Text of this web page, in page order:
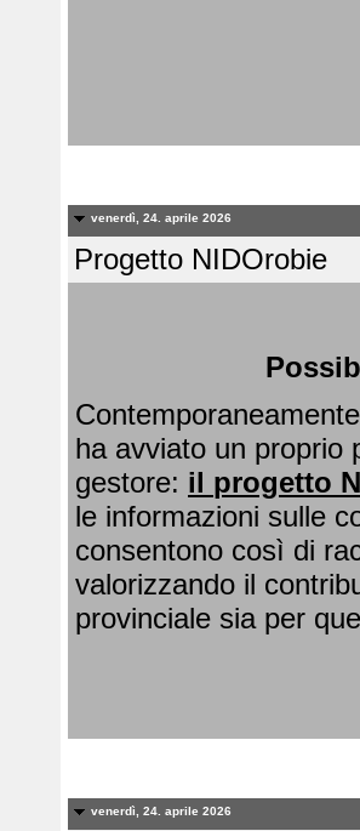
venerdì, 24. aprile 2026
Progetto NIDOrobie
ha avviato un proprio
gestore: il progetto
le informazioni sulle
consentono così di
valorizzando il
provinciale sia per
venerdì, 24. aprile 2026